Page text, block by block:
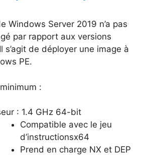
Windows Server 2019 n’a pas
par rapport aux versions
s’agit de déployer une image à
PE.
:
: 1.4 GHz 64-bit
Compatible avec le jeu
d’instructionsx64
Prend en charge NX et DEP